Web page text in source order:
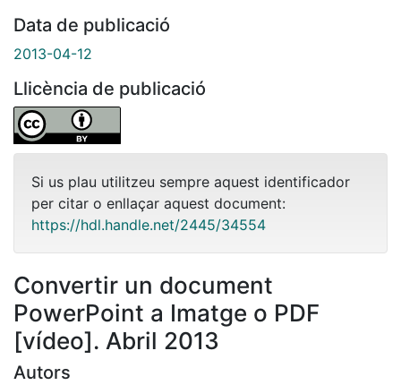
Data de publicació
2013-04-12
Llicència de publicació
Si us plau utilitzeu sempre aquest identificador
per citar o enllaçar aquest document:
https://hdl.handle.net/2445/34554
Convertir un document
PowerPoint a Imatge o PDF
[vídeo]. Abril 2013
Autors